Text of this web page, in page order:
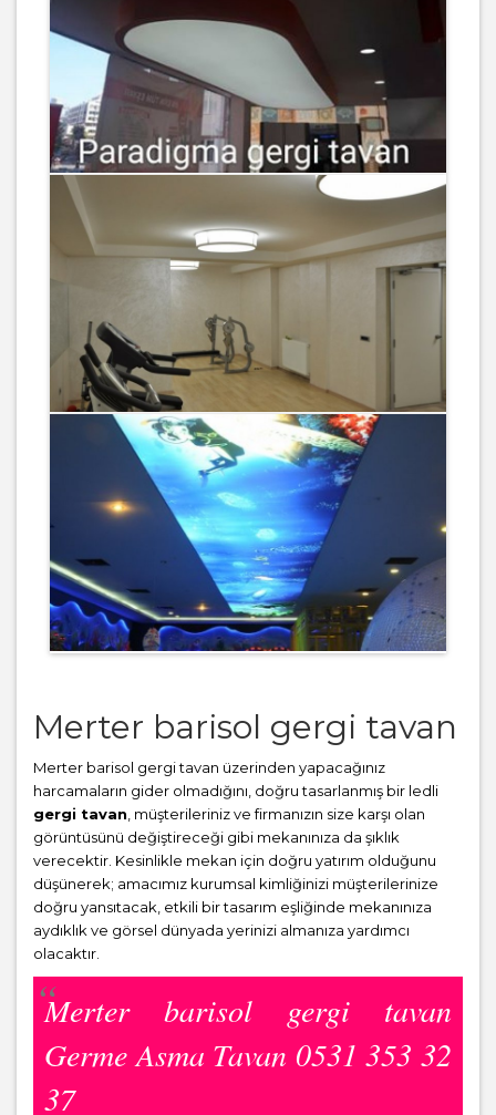
Merter barisol gergi tavan
Merter barisol gergi tavan üzerinden yapacağınız
harcamaların gider olmadığını, doğru tasarlanmış bir ledli
gergi tavan , müşterileriniz ve firmanızın size karşı olan
görüntüsünü değiştireceği gibi mekanınıza da şıklık
verecektir. Kesinlikle mekan için doğru yatırım olduğunu
düşünerek; amacımız kurumsal kimliğinizi müşterilerinize
doğru yansıtacak, etkili bir tasarım eşliğinde mekanınıza
aydıklık ve görsel dünyada yerinizi almanıza yardımcı
olacaktır.
Merter barisol gergi tavan
Germe Asma Tavan 0531 353 32
37